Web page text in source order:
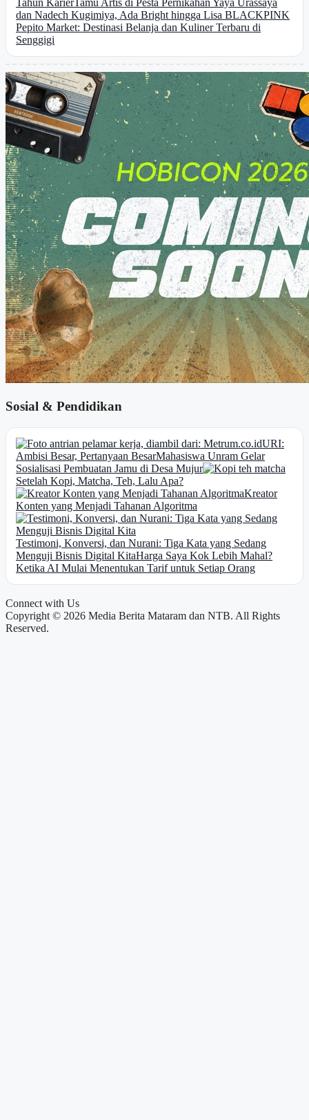
Tahun KarierTamu Artis di Pesta Pernikahan Yaya Urassaya
dan Nadech Kugimiya, Ada Bright hingga Lisa BLACKPINK
Pepito Market: Destinasi Belanja dan Kuliner Terbaru di
Senggigi
Sosial & Pendidikan
URI:
Ambisi Besar, Pertanyaan BesarMahasiswa Unram Gelar
Sosialisasi Pembuatan Jamu di Desa Mujur
Setelah Kopi, Matcha, Teh, Lalu Apa?
Kreator
Konten yang Menjadi Tahanan Algoritma
Testimoni, Konversi, dan Nurani: Tiga Kata yang Sedang
Menguji Bisnis Digital KitaHarga Saya Kok Lebih Mahal?
Ketika AI Mulai Menentukan Tarif untuk Setiap Orang
Connect with Us
Copyright © 2026 Media Berita Mataram dan NTB. All Rights
Reserved.